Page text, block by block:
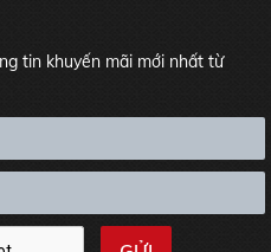
tin khuyến mãi mới nhất từ